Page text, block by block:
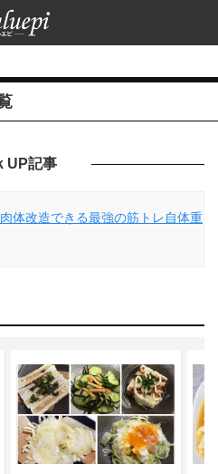
UP記事
体改造できる最強の筋トレ自体重